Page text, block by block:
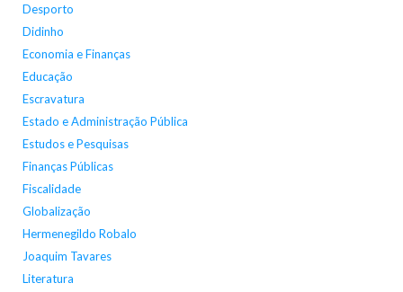
Desporto
Didinho
Economia e Finanças
Educação
Escravatura
Estado e Administração Pública
Estudos e Pesquisas
Finanças Públicas
Fiscalidade
Globalização
Hermenegildo Robalo
Joaquim Tavares
Literatura